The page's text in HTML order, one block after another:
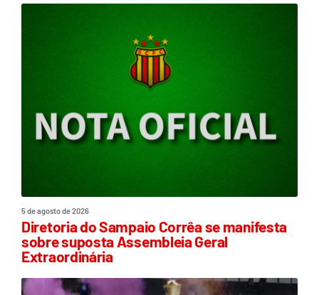
5 de agosto de 2026
Diretoria do Sampaio Corrêa se manifesta
sobre suposta Assembleia Geral
Extraordinária